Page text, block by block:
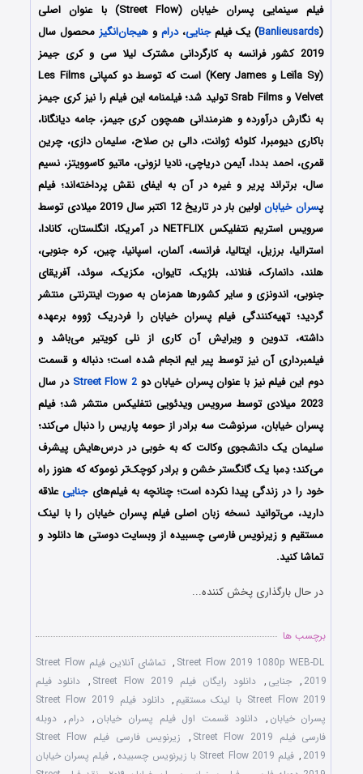
فیلم سینمایی پسران خیابان (Street Flow) با عنوان اصلی
(
Banlieusards) یک فیلمجنایی،درام و هیجان‌انگیز محصول سال
2019 کشور فرانسه به کارگردانی مشترک لیلا سی و کری جیمز
(Leïla Sy و Kery James) است که توسط دو کمپانی‌ Les Films
Velvet و Srab Films تولید شد؛ فیلمنامه این فیلم را نیز کری جیمز
به نگارش درآورده و هنرمندانی همچون کری جیمز، جامه دیانگانا،
باکاری دیومبرا، کلوئه ژوانت، دالی بن صلاح، سلیمان دازی، چرین
قمری، احمد بددا، آیمن دریاچی، نادیا لزونی، ماتیو کاسوویتز، نسیم
سال، برتراند پریر و غیره در آن به ایفای نقش پرداخته‌اند؛ فیلم
پسران خیابان
اولین بار در تاریخ 12 اکتبر سال 2019 میلادی توسط
سرویس استریم نتفلیکس NETFLIX در آمریکا، انگلستان، کانادا،
استرالیا، برزیل، ایتالیا، فرانسه، آلمان، اسپانیا، چین، کره جنوبی،
هلند، دانمارک، فنلاند، بلژیک، تایوان، مکزیک، سوئد، آفریقای
جنوبی، اندونزی و سایر کشورها همزمان به صورت اینترنتی منتشر
گردید؛ تهیه‌کنندگی فیلم پسران خیابان را فردریک ژووه برعهده
داشته، تدوین و ویرایش آن کاری از نلی کویتیر می‌باشد و
فیلمبرداری آن نیز توسط پیر ایم انجام شده است؛ دنباله و قسمت
دوم این فیلم نیز با عنوان پسران خیابان دوStreet Flow 2 در سال
2023 میلادی توسط سرویس ویدئویی نتفلیکس منتشر شد؛ فیلم
پسران خیابان، سرنوشت سه برادر از حومه پاریس را دنبال می‌کند؛
سلیمان یک دانشجوی وکالت که به خوبی در درس‌هایش پیشرف
می‌کند؛ دِمبا یک گانگستر خشن و برادر کوچک‌تر نوموکه که هنوز راه
خود را در زندگی پیدا نکرده است؛ چنانچه به فیلم‌هایجناییعلاقه
دارید، می‌توانید نسخه زبان اصلی فیلم پسران خیابان را با ‌لینک
مستقیم و زیرنویس فارسی چسبیده از وبسایت دوستی ها دانلود و
تماشا کنید.
در حال بارگذاری پخش کننده...
برچسب ها
Street Flow 2019 1080p WEB-DL
,
تماشای آنلاین فیلم Street Flow
2019
, جنایی , دانلود رایگان فیلم Street Flow 2019 , دانلود فیلم
Street Flow 2019 با لینک مستقیم
,
دانلود فیلم Street Flow 2019
پسران خیابان , دانلود قسمت اول فیلم پسران خیابان , درام , دوبله
فارسی فیلم Street Flow 2019
,
زیرنویس فارسی فیلم Street Flow
2019
, فیلم Street Flow 2019 با زیرنویس چسبیده , فیلم پسران خیابان